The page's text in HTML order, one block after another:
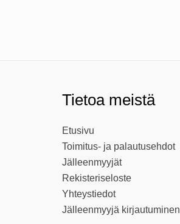
Tietoa meistä
Etusivu
Toimitus- ja palautusehdot
Jälleenmyyjät
Rekisteriseloste
Yhteystiedot
Jälleenmyyjä kirjautuminen